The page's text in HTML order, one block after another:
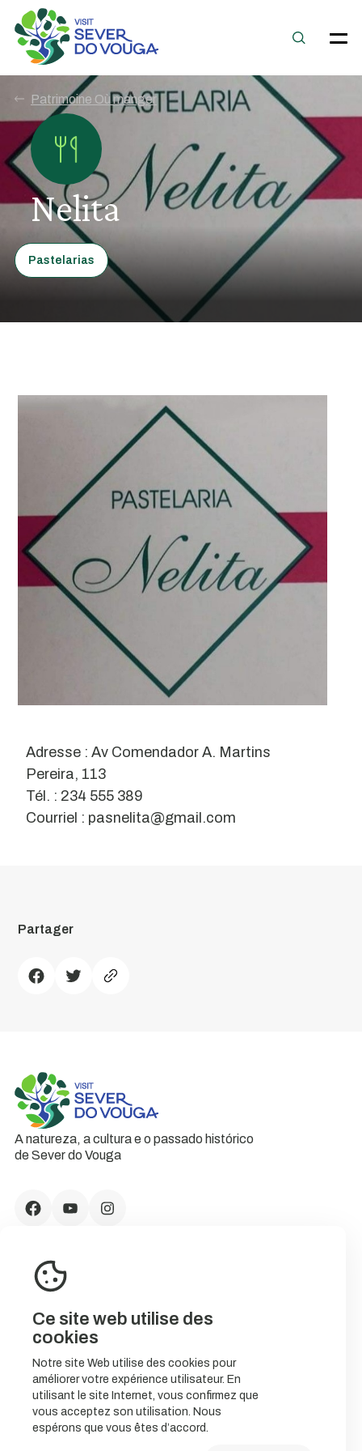
Ce site web utilise des
cookies
Notre site Web utilise des cookies pour
améliorer votre expérience utilisateur. En
utilisant le site Internet, vous confirmez que
vous acceptez son utilisation. Nous
espérons que vous êtes d’accord.
Patrimoine Où manger
Nelita
Pastelarias
Adresse : Av Comendador A. Martins
Pereira, 113
Tél. : 234 555 389
Courriel : pasnelita@gmail.com
Partager
A natureza, a cultura e o passado histórico
de Sever do Vouga
CONTACTS